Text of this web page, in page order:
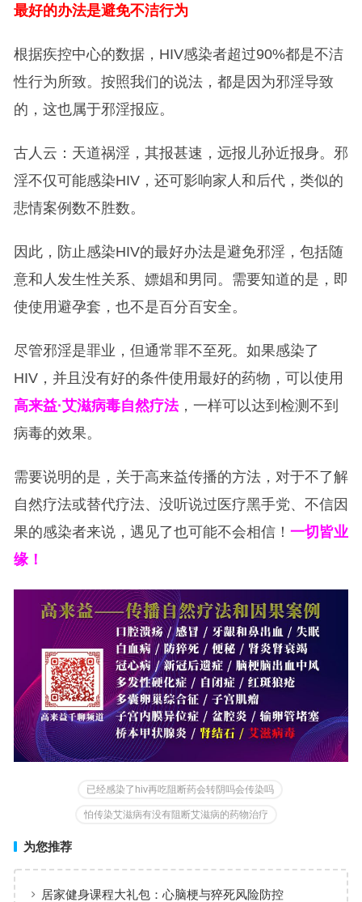
最好的办法是避免不洁行为
根据疾控中心的数据，HIV感染者超过90%都是不洁
性行为所致。按照我们的说法，都是因为邪淫导致
的，这也属于邪淫报应。
古人云：天道祸淫，其报甚速，远报儿孙近报身。邪
淫不仅可能感染HIV，还可影响家人和后代，类似的
悲情案例数不胜数。
因此，防止感染HIV的最好办法是避免邪淫，包括随
意和人发生性关系、嫖娼和男同。需要知道的是，即
使使用避孕套，也不是百分百安全。
尽管邪淫是罪业，但通常罪不至死。如果感染了
HIV，并且没有好的条件使用最好的药物，可以使用
高来益·艾滋病毒自然疗法，一样可以达到检测不到
病毒的效果。
需要说明的是，关于高来益传播的方法，对于不了解
自然疗法或替代疗法、没听说过医疗黑手党、不信因
果的感染者来说，遇见了也可能不会相信！ 一切皆业
缘！
已经感染了hiv再吃阻断药会转阴吗会传染吗
怕传染艾滋病有没有阻断艾滋病的药物治疗
为您推荐
居家健身课程大礼包：心脑梗与猝死风险防控